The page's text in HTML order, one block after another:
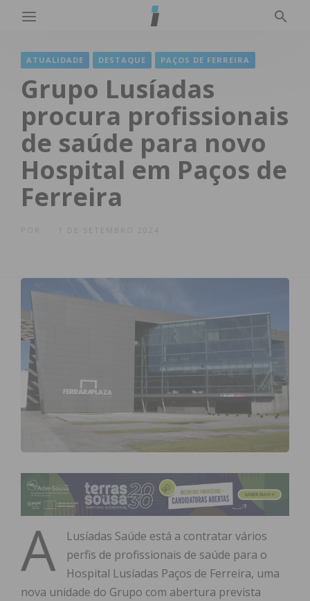
ATUALIDADE DESTAQUE PAÇOS DE FERREIRA
Grupo Lusíadas
procura profissionais
de saúde para novo
Hospital em Paços de
Ferreira
1 DE SETEMBRO 2024
A
Lusíadas Saúde está a contratar vários
perfis de profissionais de saúde para o
Hospital Lusíadas Paços de Ferreira, uma
nova unidade do Grupo com abertura prevista